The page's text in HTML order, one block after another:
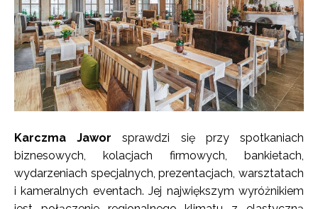
Karczma Jaworsprawdzi się przy spotkaniach
biznesowych, kolacjach firmowych, bankietach,
wydarzeniach specjalnych, prezentacjach, warsztatach
i kameralnych eventach. Jej największym wyróżnikiem